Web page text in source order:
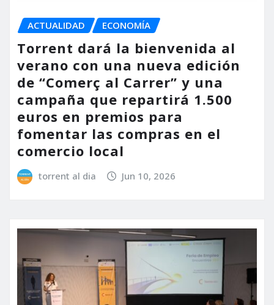
ACTUALIDAD ECONOMÍA
Torrent dará la bienvenida al
verano con una nueva edición
de “Comerç al Carrer” y una
campaña que repartirá 1.500
euros en premios para
fomentar las compras en el
comercio local
torrent al dia Jun 10, 2026